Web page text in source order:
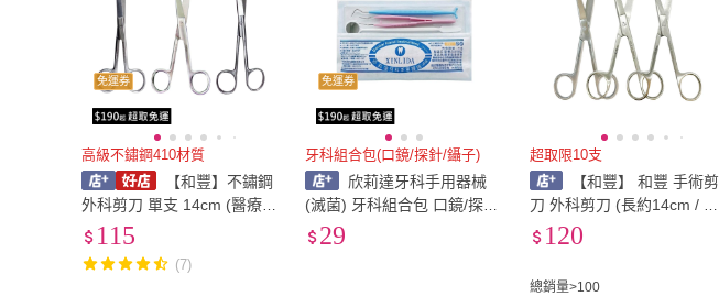
免運券
高級不鏽鋼410材質
【和豐】不鏽鋼
外科剪刀 單支 14cm (醫療/
手術/紗布剪)
115
(7)
免運券
牙科組合包(口鏡/探針/鑷子)
欣莉達牙科手用器械
(滅菌) 牙科組合包 口鏡/探
針/鑷子(不鏽鋼夾頭) 牙齒口
29
超取限10支
【和豐】 和豐 手術剪
刀 外科剪刀 (長約14cm / 單
支入)
總銷量>100
120